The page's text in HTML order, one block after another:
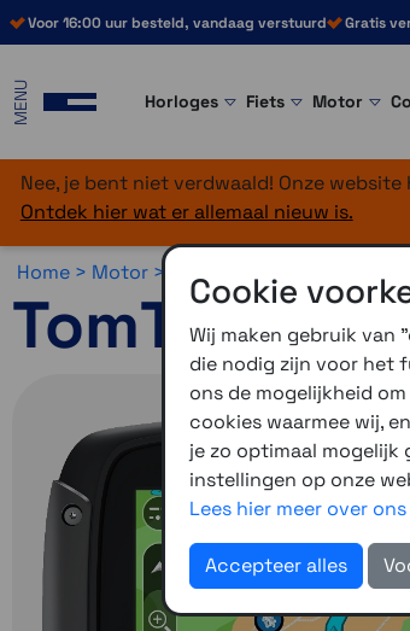
Voor 16:00 uur besteld, vandaag verstuurd Gratis
MENU Horloges Fiets Motor
Nee, je bent niet verdwaald! Onze
Ontdek hier wat er allemaal nieuw is.
Home > Motor >
TomTom
Cookie
Wij maken gebruik
die nodig zijn voor het
ons de mogelijkheid
cookies waarmee wij,
je zo optimaal mogelijk
instellingen op onze
Lees hier meer over
Accepteer alles